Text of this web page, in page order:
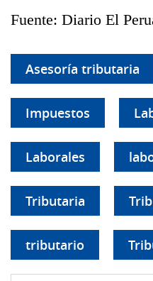
Fuente: Diario El
Asesoría tributaria
Impuestos
Laborales
Tributaria
tributario